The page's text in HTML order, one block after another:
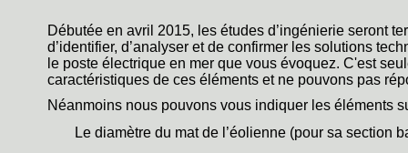
Débutée en avril 2015, les études d’ingénierie seront
d’identifier, d’analyser et de confirmer les solutions
le poste électrique en mer que vous évoquez. C'est
caractéristiques de ces éléments et ne pouvons pas
Néanmoins nous pouvons vous indiquer les éléments
Le diamètre du mat de l’éolienne (pour sa section